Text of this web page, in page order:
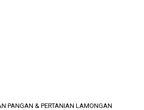
PANGAN & PERTANIAN LAMONGAN